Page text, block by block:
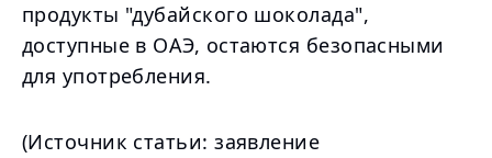
продукты "дубайского шоколада",
доступные в ОАЭ, остаются безопасными
для употребления.
(Источник статьи: заявление